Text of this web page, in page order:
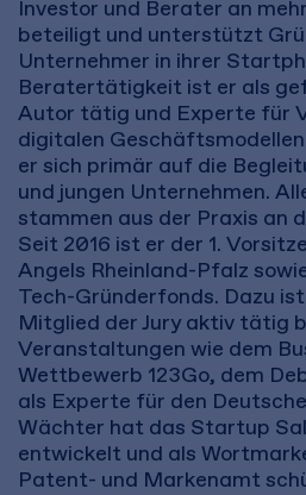
Investor und Berater an
beteiligt und unterstützt
Unternehmer in ihrer
Beratertätigkeit ist er als
Autor tätig und Experte für
digitalen
er sich primär auf die
und jungen Unternehmen.
stammen aus der Praxis an
Seit 2016 ist er der 1.
Angels Rheinland-Pfalz
Tech-Gründerfonds. Dazu
Mitglied der Jury aktiv tätig
Veranstaltungen wie dem
Wettbewerb 123Go, dem
als Experte für den
Wächter hat das Startup
entwickelt und als
Patent- und Markenamt